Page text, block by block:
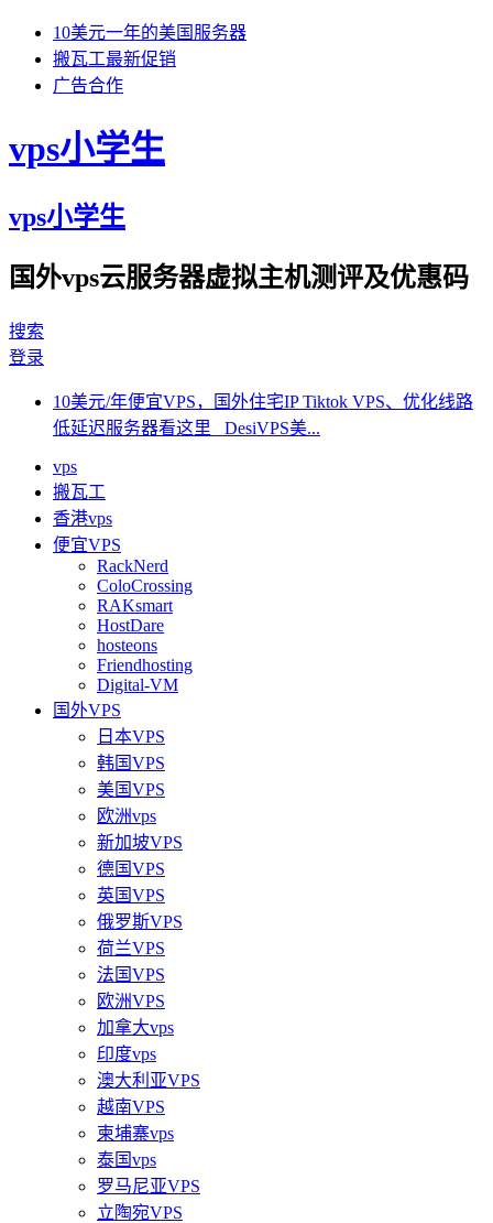
10美元一年的美国服务器
搬瓦工最新促销
广告合作
vps小学生
vps小学生
国外vps云服务器虚拟主机测评及优惠码
搜索
登录
10美元/年便宜VPS，国外住宅IP Tiktok VPS、优化线路
低延迟服务器看这里 DesiVPS美...
vps
搬瓦工
香港vps
便宜VPS
RackNerd
ColoCrossing
RAKsmart
HostDare
hosteons
Friendhosting
Digital-VM
国外VPS
日本VPS
韩国VPS
美国VPS
欧洲vps
新加坡VPS
德国VPS
英国VPS
俄罗斯VPS
荷兰VPS
法国VPS
欧洲VPS
加拿大vps
印度vps
澳大利亚VPS
越南VPS
柬埔寨vps
泰国vps
罗马尼亚VPS
立陶宛VPS